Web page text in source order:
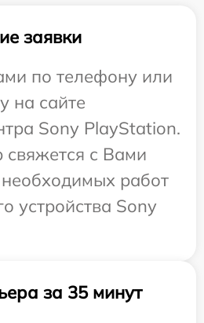
заявки
по телефону или
на сайте
Sony PlayStation.
с Вами
работ
устройства Sony
за 35 минут